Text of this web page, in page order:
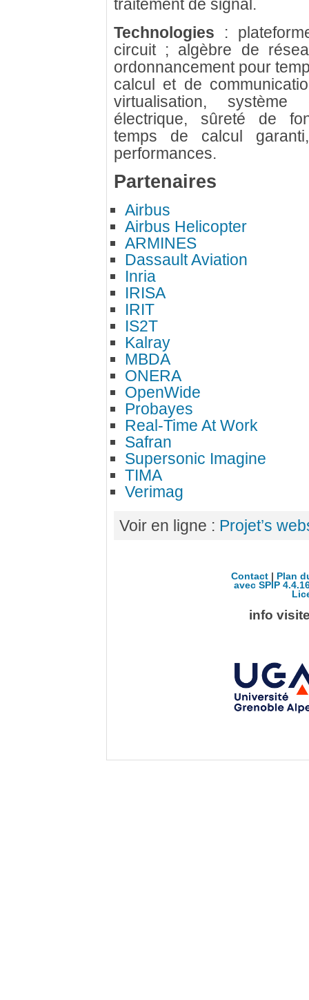
traitement de signal.
Technologies :
circuit ; algèbre de
ordonnancement pour
calcul et de
virtualisation, système
électrique, sûreté de
temps de calcul
performances.
Partenaires
Airbus
Airbus Helicopter
ARMINES
Dassault Aviation
Inria
IRISA
IRIT
IS2T
Kalray
MBDA
ONERA
OpenWide
Probayes
Real-Time At Work
Safran
Supersonic Imagine
TIMA
Verimag
Voir en ligne : Projet’s
Contact
Plan
avec SPIP
info